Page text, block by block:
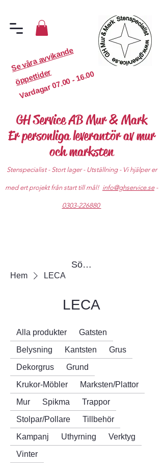
S
e
v
år
a
a
v
vi
k
a
n
d
e
ö
p
p
etti
d
er
Vardagar
07.00 - 16.00
GH Service AB Mur & Mark
Er personliga leverantör av mur
och marksten
Stenspecialist - Stort lager - Utställning - Vi hjälper er
med ert projekt från start till mål! info@ghservice.se-
0303-226880
Sök produkter
Hem LECA
LECA
Alla produkter
Gatsten
Belysning
Kantsten
Grus
Dekorgrus
Grund
Krukor-Möbler
Marksten/Plattor
Mur
Spikma
Trappor
Stolpar/Pollare
Tillbehör
Kampanj
Uthyrning
Verktyg
Vinter